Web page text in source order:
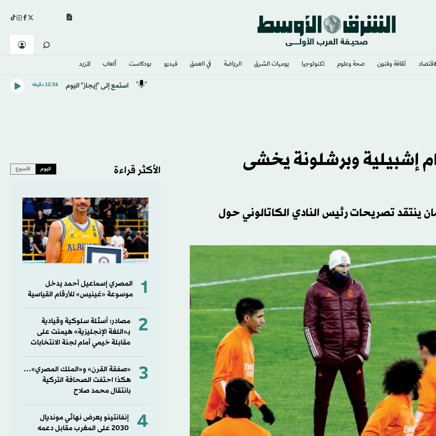
ثقافة وفنون صحة وعلوم تكنولوجيا يوميات الشرق​ الرياضة في العمق فيديو بودكاست ألعاب المزيد
استمع إلى "إيجاز" اليوم 12:34 دقيقه
إشبيلية وبرشلونة يخشى
ينتقد تصريحات رئيس النادي الكاتالوني حول
الأكثر قراءة اليوم الأسبوع
1
المصري إسماعيل أحمد يدخل
موسوعة «غينيس» للأرقام القياسية
2
مصادر: أسئلة سلوكية وقيادية
بـ«اللغة الإنجليزية» هيمنت على
مقابلة خيمي أمام لجنة الانتخابات
3
«صفقة القرن» و«الملك المصري»…
هكذا احتفت الصحافة التركية
بانتقال محمد صلاح
4
إنفانتينو يعرض نهائي مونديال
2030 على المغرب مقابل دعمه